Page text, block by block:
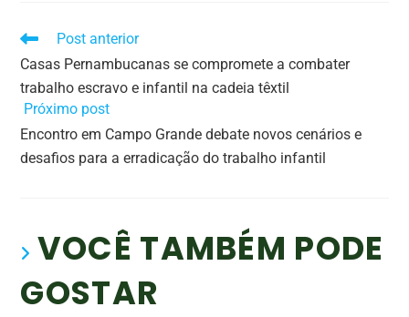
Post anterior
Casas Pernambucanas se compromete a combater
trabalho escravo e infantil na cadeia têxtil
Próximo post
Encontro em Campo Grande debate novos cenários e
desafios para a erradicação do trabalho infantil
VOCÊ TAMBÉM PODE
GOSTAR